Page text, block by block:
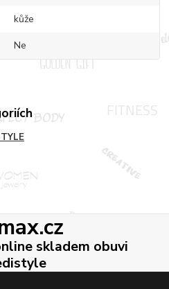
kůže
Ne
skladem obuvi